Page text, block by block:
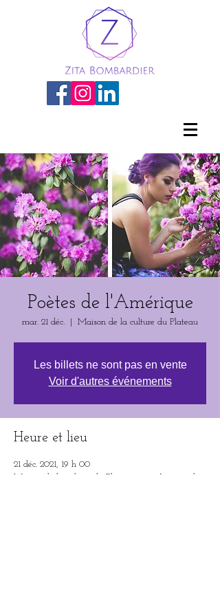
Poètes de l'Amérique
mar. 21 déc. Maison de la culture du Plateau
Les billets ne sont pas en vente
Voir d'autres événements
Heure et lieu
21 déc. 2021, 19 h 00
Maison de la culture du Plateau, 465 Avenue du